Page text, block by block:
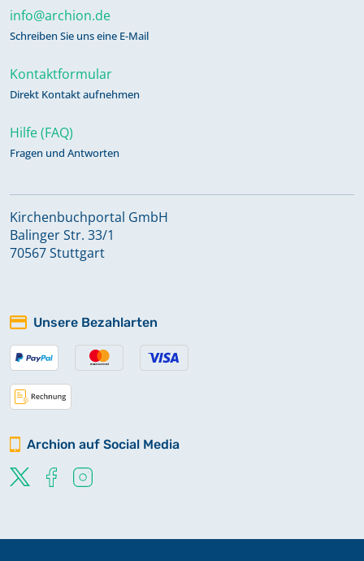
info@archion.de
Schreiben Sie uns eine E-Mail
Kontaktformular
Direkt Kontakt aufnehmen
Hilfe (FAQ)
Fragen und Antworten
Kirchenbuchportal GmbH
Balinger Str. 33/1
70567 Stuttgart
Unsere Bezahlarten
Archion auf Social Media